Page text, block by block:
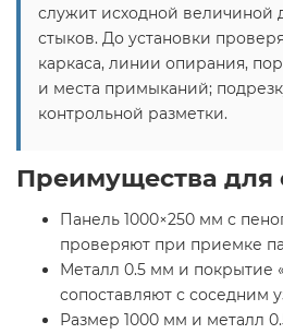
служит исходной величиной
стыков. До установки
каркаса, линии опирания,
и места примыканий;
контрольной разметки.
Преимущества для
Панель 1000×250 мм с
проверяют при приемке
Металл 0.5 мм и покрытие
сопоставляют с соседним
Размер 1000 мм и металл